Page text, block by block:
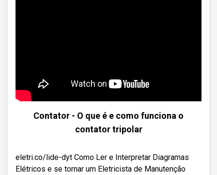
Contator - O que é e como funciona o
contator tripolar
eletri.co/lide-dyt Como Ler e Interpretar Diagramas
Elétricos e se tornar um Eletricista de Manutenção